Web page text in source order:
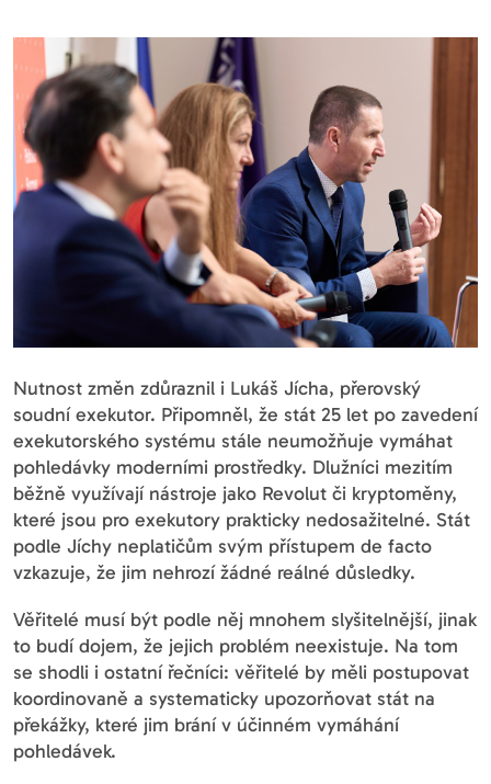
Nutnost změn zdůraznil i Lukáš Jícha, přerovský
soudní exekutor. Připomněl, že stát 25 let po zavedení
exekutorského systému stále neumožňuje vymáhat
pohledávky moderními prostředky. Dlužníci mezitím
běžně využívají nástroje jako Revolut či kryptoměny,
které jsou pro exekutory prakticky nedosažitelné. Stát
podle Jíchy neplatičům svým přístupem de facto
vzkazuje, že jim nehrozí žádné reálné důsledky.
Věřitelé musí být podle něj mnohem slyšitelnější, jinak
to budí dojem, že jejich problém neexistuje. Na tom
se shodli i ostatní řečníci: věřitelé by měli postupovat
koordinovaně a systematicky upozorňovat stát na
překážky, které jim brání v účinném vymáhání
pohledávek.